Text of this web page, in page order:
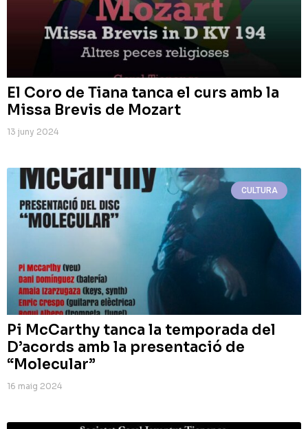
El Coro de Tiana tanca el curs amb la
Missa Brevis de Mozart
13 juny 2024
CULTURA
Pi McCarthy tanca la temporada del
D’acords amb la presentació de
“Molecular”
16 maig 2024